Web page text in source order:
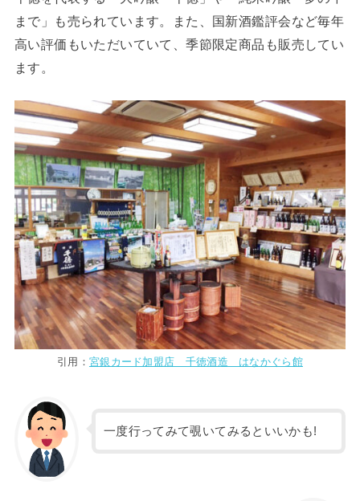
まで」も売られています。また、国新酒鑑評会など毎年
高い評価もいただいていて、季節限定商品も販売してい
ます。
引用： 宮銀カード加盟店 千徳酒造 はなかぐら館
一度行ってみて覗いてみるといいかも!